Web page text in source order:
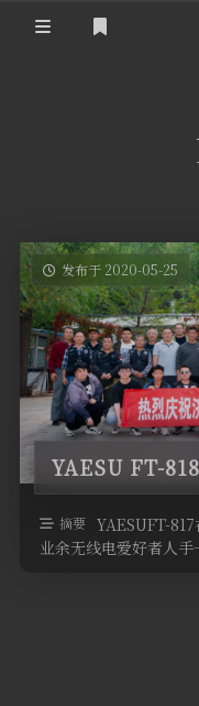
关于黄河
黄河使命
黄河新闻
政策法规
活动竞赛
行业新闻
无线电资料
BA4II
图文教程
视频资料
HAM技巧
软件
器材专区
车载类别
摩托车
编号申请
黄河直播
编号查询
发布于 2020-05-25
YAESU FT-
摘要 YAESUFT-
业余无线电爱好者人